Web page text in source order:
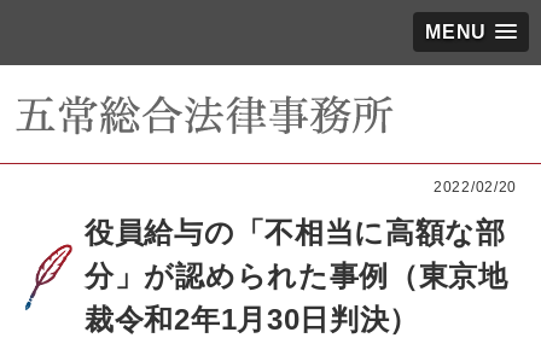
MENU
2022/02/20
役員給与の「不相当に高額な部
分」が認められた事例（東京地
裁令和2年1月30日判決）